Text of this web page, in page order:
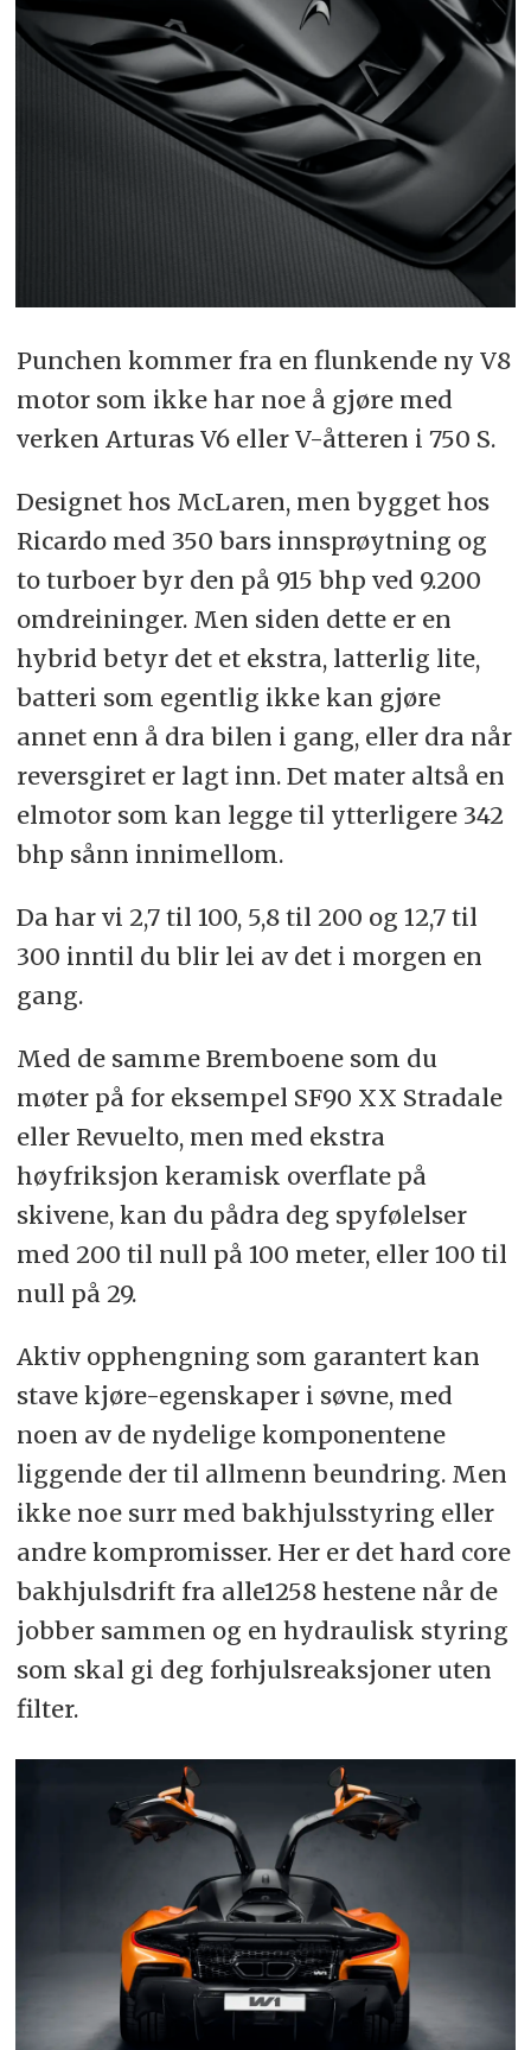
Punchen kommer fra en flunkende ny V8
motor som ikke har noe å gjøre med
verken Arturas V6 eller V-åtteren i 750 S.
Designet hos McLaren, men bygget hos
Ricardo med 350 bars innsprøytning og
to turboer byr den på 915 bhp ved 9.200
omdreininger. Men siden dette er en
hybrid betyr det et ekstra, latterlig lite,
batteri som egentlig ikke kan gjøre
annet enn å dra bilen i gang, eller dra når
reversgiret er lagt inn. Det mater altså en
elmotor som kan legge til ytterligere 342
bhp sånn innimellom.
Da har vi 2,7 til 100, 5,8 til 200 og 12,7 til
300 inntil du blir lei av det i morgen en
gang.
Med de samme Bremboene som du
møter på for eksempel SF90 XX Stradale
eller Revuelto, men med ekstra
høyfriksjon keramisk overflate på
skivene, kan du pådra deg spyfølelser
med 200 til null på 100 meter, eller 100 til
null på 29.
Aktiv opphengning som garantert kan
stave kjøre-egenskaper i søvne, med
noen av de nydelige komponentene
liggende der til allmenn beundring. Men
ikke noe surr med bakhjulsstyring eller
andre kompromisser. Her er det hard core
bakhjulsdrift fra alle1258 hestene når de
jobber sammen og en hydraulisk styring
som skal gi deg forhjulsreaksjoner uten
filter.